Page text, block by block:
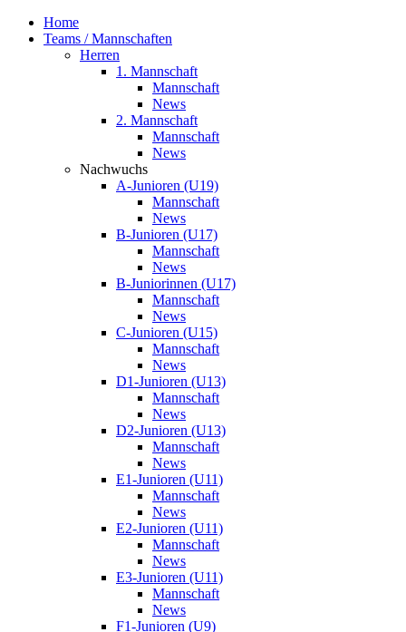
Home
Teams / Mannschaften
Herren
1. Mannschaft
Mannschaft
News
2. Mannschaft
Mannschaft
News
Nachwuchs
A-Junioren (U19)
Mannschaft
News
B-Junioren (U17)
Mannschaft
News
B-Juniorinnen (U17)
Mannschaft
News
C-Junioren (U15)
Mannschaft
News
D1-Junioren (U13)
Mannschaft
News
D2-Junioren (U13)
Mannschaft
News
E1-Junioren (U11)
Mannschaft
News
E2-Junioren (U11)
Mannschaft
News
E3-Junioren (U11)
Mannschaft
News
F1-Junioren (U9)